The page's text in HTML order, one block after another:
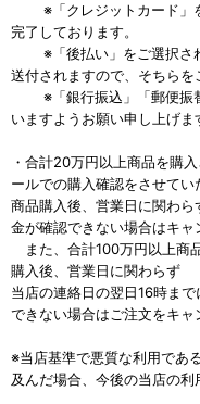
※「クレジットカード」を
完了しております。
※「後払い」をご選択され
送付されますので、そちらを
※「銀行振込」「郵便振替
いますようお願い申し上げま
・合計20万円以上商品を購
ールでの購入確認をさせてい
商品購入後、営業日に関わ
金が確認できない場合はキャ
また、合計100万円以上商
購入後、営業日に関わらず
当店の連絡日の翌日16時ま
できない場合はご注文をキャ
※当店基準で悪質な利用であ
及んだ場合、今後の当店の利